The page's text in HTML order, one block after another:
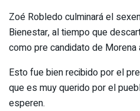
Zoé Robledo culminará el
Bienestar, al tiempo que
como pre candidato de Morena
Esto fue bien recibido por el
que es muy querido por el
esperen.